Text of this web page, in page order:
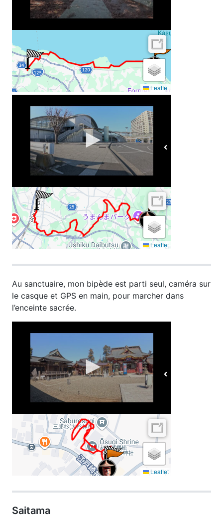
Au sanctuaire, mon bipède est parti seul, caméra sur
le casque et GPS en main, pour marcher dans
l’enceinte sacrée.
Saitama